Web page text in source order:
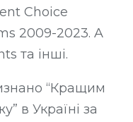
Choice
2009-2023. A
та інші.
“Кращим
в Україні за